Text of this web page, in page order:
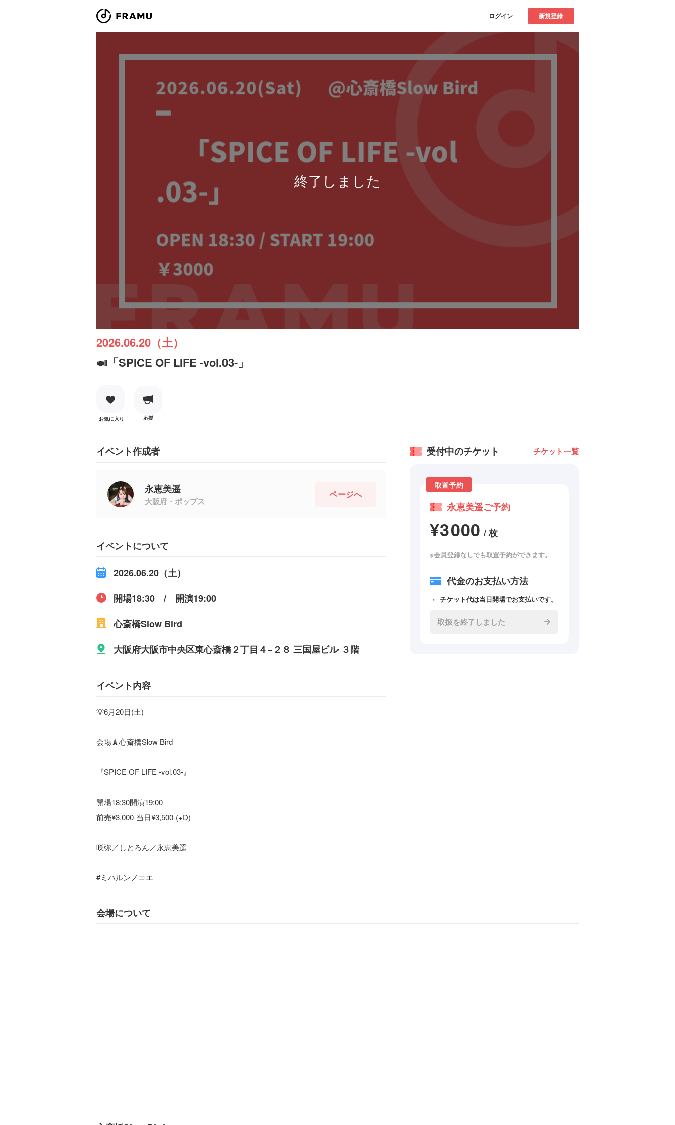
ログイン 新規登録
終了しました
2026.06.20（土）
🍛「SPICE OF LIFE -vol.03-」
お気に入り 応援
イベント作成者
永恵美遥
大阪府・ポップス
ページへ
イベントについて
2026.06.20（土）
開場18:30 / 開演19:00
心斎橋Slow Bird
大阪府大阪市中央区東心斎橋２丁目４−２８ 三国屋ビル ３階
イベント内容
💡6月20日(土)
会場🗼心斎橋Slow Bird
『SPICE OF LIFE -vol.03-』
開場18:30開演19:00
前売¥3,000-当日¥3,500-(+D)
咲弥／しとろん／永恵美遥
#ミハルンノコエ
受付中のチケット チケット一覧
取置予約
永恵美遥ご予約
¥3000 / 枚
※会員登録なしでも取置予約ができます。
代金のお支払い方法
チケット代は当日開場でお支払いです。
取扱を終了しました
会場について